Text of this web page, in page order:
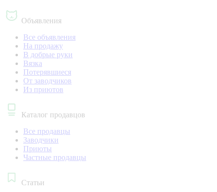
Объявления
Все объявления
На продажу
В добрые руки
Вязка
Потерявшиеся
От заводчиков
Из приютов
Каталог продавцов
Все продавцы
Заводчики
Приюты
Частные продавцы
Статьи